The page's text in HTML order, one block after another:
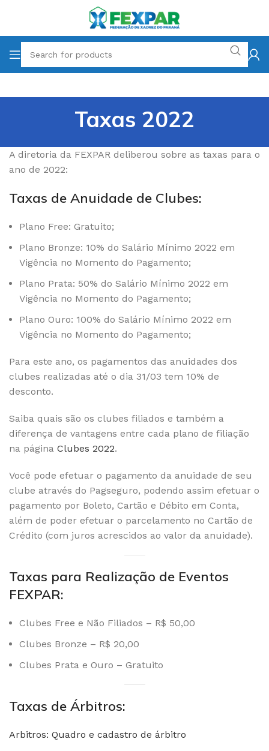
Taxas 2022
A diretoria da FEXPAR deliberou sobre as taxas para o
ano de 2022:
Taxas de Anuidade de Clubes:
Plano Free: Gratuito;
Plano Bronze: 10% do Salário Mínimo 2022 em
Vigência no Momento do Pagamento;
Plano Prata: 50% do Salário Mínimo 2022 em
Vigência no Momento do Pagamento;
Plano Ouro: 100% do Salário Mínimo 2022 em
Vigência no Momento do Pagamento;
Para este ano, os pagamentos das anuidades dos
clubes realizadas até o dia 31/03 tem 10% de
desconto.
Saiba quais são os clubes filiados e também a
diferença de vantagens entre cada plano de filiação
na página Clubes 2022.
Você pode efetuar o pagamento da anuidade de seu
clube através do Pagseguro, podendo assim efetuar o
pagamento por Boleto, Cartão e Débito em Conta,
além de poder efetuar o parcelamento no Cartão de
Crédito (com juros acrescidos ao valor da anuidade).
Taxas para Realização de Eventos
FEXPAR:
Clubes Free e Não Filiados – R$ 50,00
Clubes Bronze – R$ 20,00
Clubes Prata e Ouro – Gratuito
Taxas de Árbitros:
Arbitros: Quadro e cadastro de árbitro